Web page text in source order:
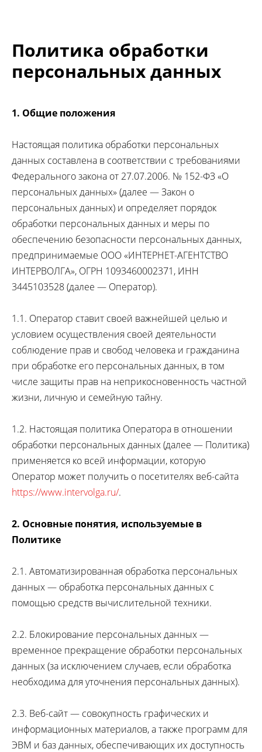
Политика обработки
персональных данных
1. Общие положения
Настоящая политика обработки персональных
данных составлена в соответствии с требованиями
Федерального закона от 27.07.2006. № 152-ФЗ «О
персональных данных» (далее — Закон о
персональных данных) и определяет порядок
обработки персональных данных и меры по
обеспечению безопасности персональных данных,
предпринимаемые ООО «ИНТЕРНЕТ-АГЕНТСТВО
ИНТЕРВОЛГА», ОГРН 1093460002371, ИНН
3445103528 (далее — Оператор).
1.1. Оператор ставит своей важнейшей целью и
условием осуществления своей деятельности
соблюдение прав и свобод человека и гражданина
при обработке его персональных данных, в том
числе защиты прав на неприкосновенность частной
жизни, личную и семейную тайну.
1.2. Настоящая политика Оператора в отношении
обработки персональных данных (далее — Политика)
применяется ко всей информации, которую
Оператор может получить о посетителях веб-сайта
https://www.intervolga.ru/.
2. Основные понятия, используемые в
Политике
2.1. Автоматизированная обработка персональных
данных — обработка персональных данных с
помощью средств вычислительной техники.
2.2. Блокирование персональных данных —
временное прекращение обработки персональных
данных (за исключением случаев, если обработка
необходима для уточнения персональных данных).
2.3. Веб-сайт — совокупность графических и
информационных материалов, а также программ для
ЭВМ и баз данных, обеспечивающих их доступность